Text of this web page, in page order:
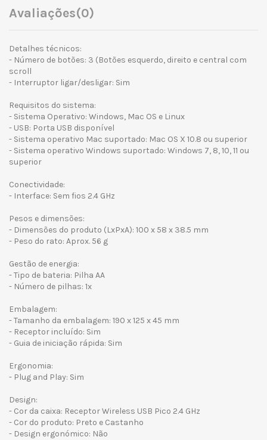
Avaliações(0)
Detalhes técnicos:
- Número de botões: 3 (Botões esquerdo, direito e central com
scroll
- Interruptor ligar/desligar: Sim
Requisitos do sistema:
- Sistema Operativo: Windows, Mac OS e Linux
- USB: Porta USB disponível
- Sistema operativo Mac suportado: Mac OS X 10.8 ou superior
- Sistema operativo Windows suportado: Windows 7, 8, 10, 11 ou
superior
Conectividade:
- Interface: Sem fios 2.4 GHz
Pesos e dimensões:
- Dimensões do produto (LxPxA): 100 x 58 x 38.5 mm
- Peso do rato: Aprox. 56 g
Gestão de energia:
- Tipo de bateria: Pilha AA
- Número de pilhas: 1x
Embalagem:
- Tamanho da embalagem: 190 x 125 x 45 mm
- Receptor incluído: Sim
- Guia de iniciação rápida: Sim
Ergonomia:
- Plug and Play: Sim
Design:
- Cor da caixa: Receptor Wireless USB Pico 2.4 GHz
- Cor do produto: Preto e Castanho
- Design ergonómico: Não